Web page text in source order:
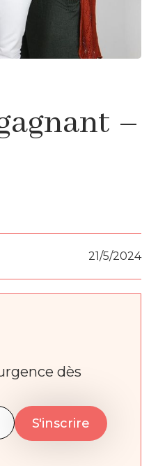
–
21/5/2024
dès